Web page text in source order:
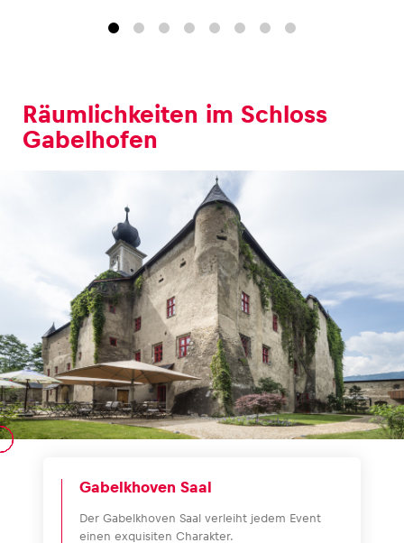
Räumlichkeiten im Schloss
Gabelhofen
Gabelkhoven Saal
Der Gabelkhoven Saal verleiht jedem Event
einen exquisiten Charakter.